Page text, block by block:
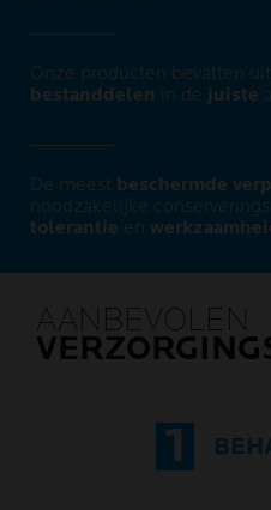
Onze producten bevatten
bestanddelen
in de juiste
De meest beschermde
noodzakelijke
tolerantie en
AANBEVOLEN
1